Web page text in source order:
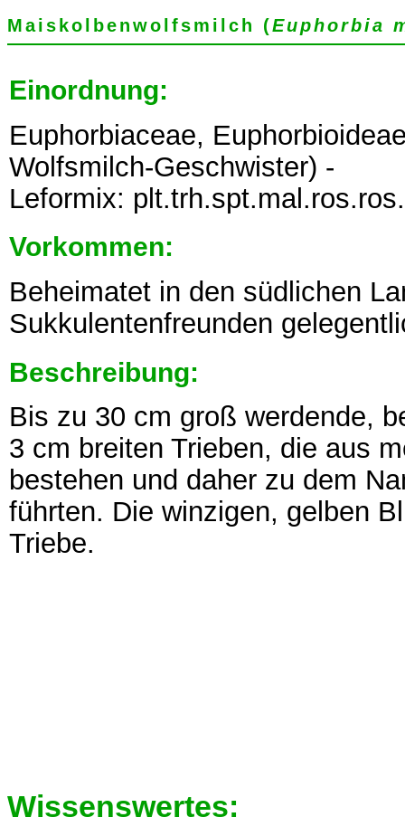
Maiskolbenwolfsmilch (Euphorbia
Einordnung:
Euphorbiaceae,
Wolfsmilch-Geschwister) -
Leformix:
Vorkommen:
Beheimatet in den südlichen
Sukkulentenfreunden
Beschreibung:
Bis zu 30 cm groß werdende,
3 cm breiten Trieben, die aus
bestehen und daher zu dem
führten. Die winzigen, gelben
Triebe.
Wissenswertes: